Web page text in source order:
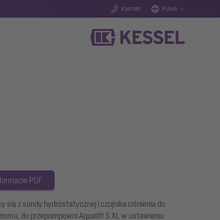
Kontakt Polish
PDF
się z sondy hydrostatycznej i czujnika ciśnienia do
do przepompowni Aqualift S XL w ustawieniu